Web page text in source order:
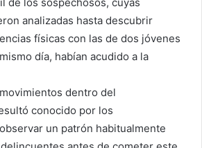
analizadas hasta descubrir
físicas con las de dos jóvenes
día, habían acudido a la
dentro del
conocido por los
un patrón habitualmente